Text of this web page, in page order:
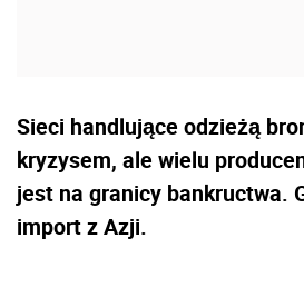
Sieci handlujące odzieżą
kryzysem, ale wielu
jest na granicy bankructwa.
import z Azji.